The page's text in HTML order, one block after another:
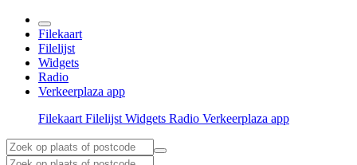
Filekaart
Filelijst
Widgets
Radio
Verkeerplaza app
Filekaart Filelijst Widgets Radio Verkeerplaza app